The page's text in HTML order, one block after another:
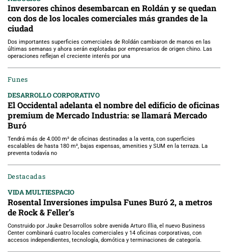
Inversores chinos desembarcan en Roldán y se quedan
con dos de los locales comerciales más grandes de la
ciudad
Dos importantes superficies comerciales de Roldán cambiaron de manos en las
últimas semanas y ahora serán explotadas por empresarios de origen chino. Las
operaciones reflejan el creciente interés por una
Funes
DESARROLLO CORPORATIVO
El Occidental adelanta el nombre del edificio de oficinas
premium de Mercado Industria: se llamará Mercado
Buró
Tendrá más de 4.000 m² de oficinas destinadas a la venta, con superficies
escalables de hasta 180 m², bajas expensas, amenities y SUM en la terraza. La
preventa todavía no
Destacadas
VIDA MULTIESPACIO
Rosental Inversiones impulsa Funes Buró 2, a metros
de Rock & Feller’s
Construido por Jauke Desarrollos sobre avenida Arturo Illia, el nuevo Business
Center combinará cuatro locales comerciales y 14 oficinas corporativas, con
accesos independientes, tecnología, domótica y terminaciones de categoría.